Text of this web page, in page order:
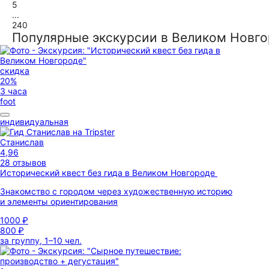
5
...
240
Популярные экскурсии в Великом
скидка
20%
3 часа
foot
индивидуальная
Станислав
4,96
28 отзывов
Исторический квест без гида в Великом Новгороде
Знакомство с городом через художественную историю
и элементы ориентирования
1000 ₽
800 ₽
за группу, 1–10 чел.